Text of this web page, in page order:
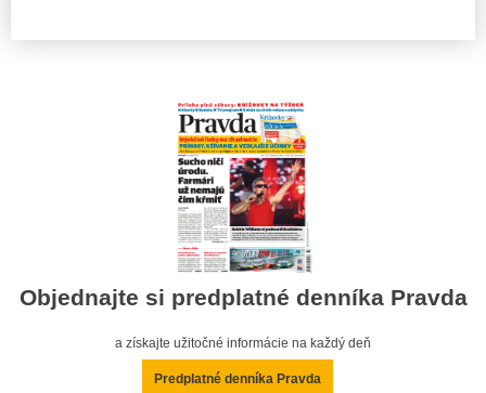
Objednajte si predplatné denníka Pravda
a získajte užitočné informácie na každý deň
Predplatné denníka Pravda